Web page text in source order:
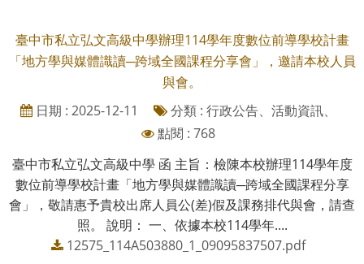
臺中市私立弘文高級中學辦理114學年度數位前導學校計畫
「地方學與媒體識讀─跨域全國課程分享會」，邀請本校人員
與會。
日期 : 2025-12-11
分類 : 行政公告、活動資訊、
點閱 : 768
臺中市私立弘文高級中學 函 主旨：檢陳本校辦理114學年度
數位前導學校計畫「地方學與媒體識讀─跨域全國課程分享
會」，敬請惠予貴校出席人員公(差)假及課務排代與會，請查
照。 說明： 一、依據本校114學年....
12575_114A503880_1_09095837507.pdf